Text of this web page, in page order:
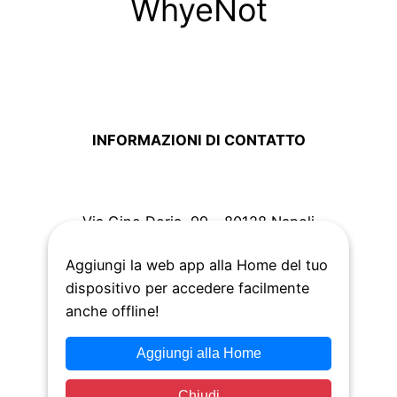
WhyeNot
INFORMAZIONI DI CONTATTO
Via Gino Doria, 99 – 80128 Napoli
+39 366 433 0874
Aggiungi la web app alla Home del tuo
dispositivo per accedere facilmente
anche offline!
Aggiungi alla Home